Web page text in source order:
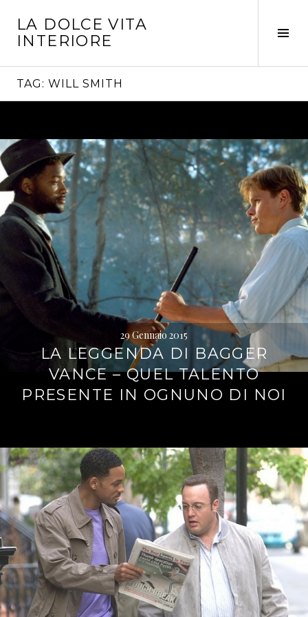
contenuto
LA DOLCE VITA
INTERIORE
TAG: WILL SMITH
29 Gennaio 2015
LA LEGGENDA DI BAGGER
VANCE – QUEL TALENTO
PRESENTE IN OGNUNO DI NOI